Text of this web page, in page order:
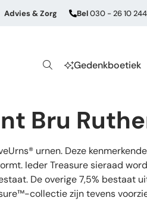
Advies & Zorg Bel030 - 26 10 244
Gedenkboetiek
Bru
urnen. Deze
Ieder Treasure sieraad
De overige 7,5% bestaat
collectie zijn tevens